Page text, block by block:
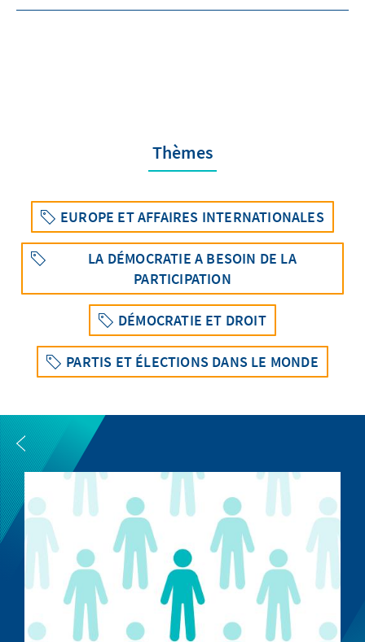
Thèmes
EUROPE ET AFFAIRES INTERNATIONALES
LA DÉMOCRATIE A BESOIN DE LA
PARTICIPATION
DÉMOCRATIE ET DROIT
PARTIS ET ÉLECTIONS DANS LE MONDE